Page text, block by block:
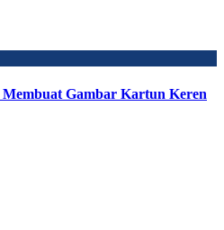
Gambar Kartun Keren